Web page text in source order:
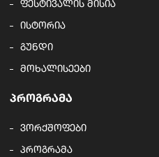
ფესტივალის მისია
ისტორია
გუნდი
მოხალისეები
ᲞᲠᲝᲒᲠᲐᲛᲐ
ვორქშოფები
პროგრამა